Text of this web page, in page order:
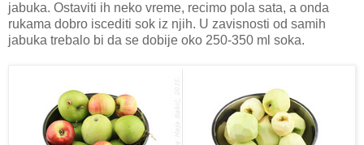
jabuka. Ostaviti ih neko vreme, recimo pola sata, a onda
rukama dobro iscediti sok iz njih. U zavisnosti od samih
jabuka trebalo bi da se dobije oko 250-350 ml soka.